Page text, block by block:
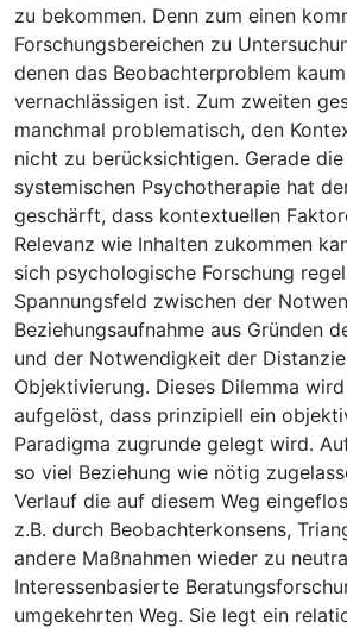
zu bekommen. Denn zum einen
Forschungsbereichen zu
denen das Beobachterproblem
vernachlässigen ist. Zum zweiten
manchmal problematisch, den
nicht zu berücksichtigen. Gerade
systemischen Psychotherapie hat
geschärft, dass kontextuellen
Relevanz wie Inhalten zukommen
sich psychologische Forschung
Spannungsfeld zwischen der
Beziehungsaufnahme aus Gründen
und der Notwendigkeit der
Objektivierung. Dieses Dilemma
aufgelöst, dass prinzipiell ein
Paradigma zugrunde gelegt wird.
so viel Beziehung wie nötig
Verlauf die auf diesem Weg
z.B. durch Beobachterkonsens,
andere Maßnahmen wieder zu
Interessenbasierte
umgekehrten Weg. Sie legt ein